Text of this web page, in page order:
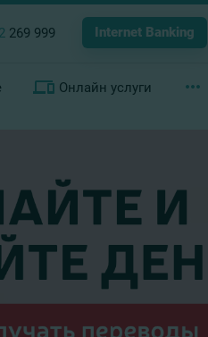
269 999 Internet Banking
Онлайн услуги